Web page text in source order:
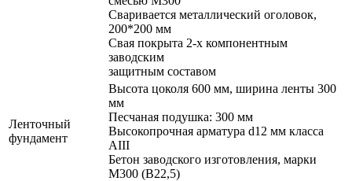
Сваривается металлический оголовок,
200*200 мм
Свая покрыта 2-х компонентным
заводским
защитным составом
Ленточный
фундамент
Высота цоколя 600 мм, ширина ленты 300
мм
Песчаная подушка: 300 мм
Высокопрочная арматура d12 мм класса
АIII
Бетон заводского изготовления, марки
М300 (B22,5)